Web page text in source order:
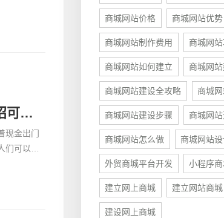
如何快速的建设商城网站？以下几招可能有用
现金出门
们可以不
商城网站价格 商城网站优势
商城网站制作费用 商城网
商城网站如何建立 商城网
商城网站建设全攻略 商城
商城网站建设步骤 商城网
商城网站怎么做 商城网站
外贸商城平台开发 小程序
建立网上商城 建立网站商城
建设网上商城
创意品牌型网站 · 标准企业官网建设